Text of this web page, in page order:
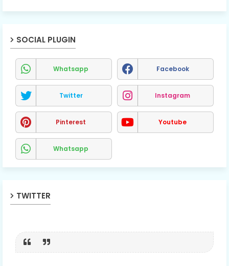
SOCIAL PLUGIN
Whatsapp Facebook
Twitter Instagram
Pinterest Youtube
Whatsapp
TWITTER